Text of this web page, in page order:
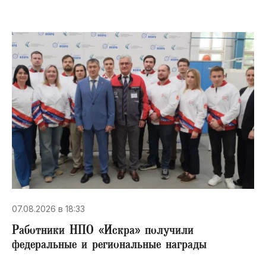
07.08.2026 в 18:33
Работники НПО «Искра» получили
федеральные и региональные награды